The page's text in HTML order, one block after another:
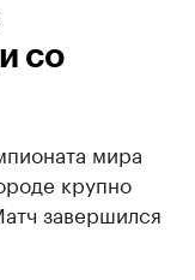
со
мира
крупно
завершился